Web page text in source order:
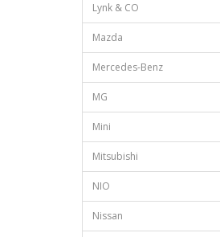
Lynk & CO
Mazda
Mercedes-Benz
MG
Mini
Mitsubishi
NIO
Nissan